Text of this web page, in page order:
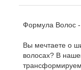
Формула Волос
Вы мечтаете о
волосах? В